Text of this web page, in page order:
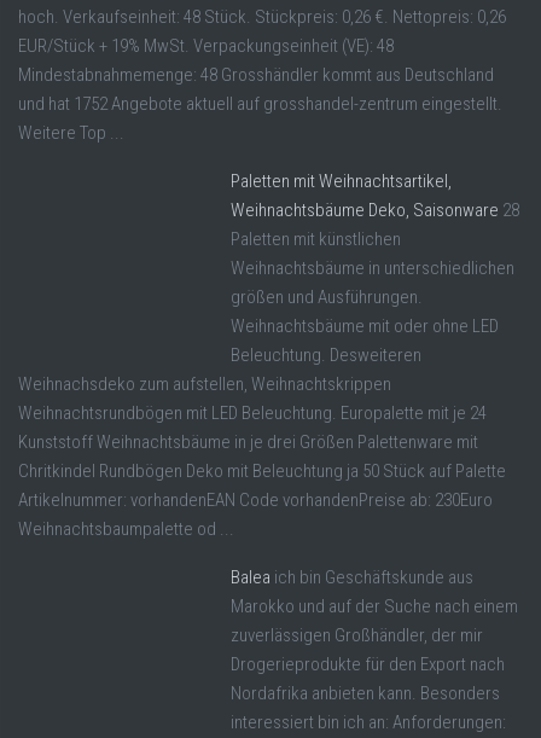
hoch. Verkaufseinheit: 48 Stück. Stückpreis: 0,26 €. Nettopreis: 0,26
EUR/Stück + 19% MwSt. Verpackungseinheit (VE): 48
Mindestabnahmemenge: 48 Grosshändler kommt aus Deutschland
und hat 1752 Angebote aktuell auf grosshandel-zentrum eingestellt.
Weitere Top ...
Paletten mit Weihnachtsartikel,
Weihnachtsbäume Deko, Saisonware 28
Paletten mit künstlichen
Weihnachtsbäume in unterschiedlichen
größen und Ausführungen.
Weihnachtsbäume mit oder ohne LED
Beleuchtung. Desweiteren
Weihnachsdeko zum aufstellen, Weihnachtskrippen
Weihnachtsrundbögen mit LED Beleuchtung. Europalette mit je 24
Kunststoff Weihnachtsbäume in je drei Größen Palettenware mit
Chritkindel Rundbögen Deko mit Beleuchtung ja 50 Stück auf Palette
Artikelnummer: vorhandenEAN Code vorhandenPreise ab: 230Euro
Weihnachtsbaumpalette od ...
Balea ich bin Geschäftskunde aus
Marokko und auf der Suche nach einem
zuverlässigen Großhändler, der mir
Drogerieprodukte für den Export nach
Nordafrika anbieten kann. Besonders
interessiert bin ich an: Anforderungen: